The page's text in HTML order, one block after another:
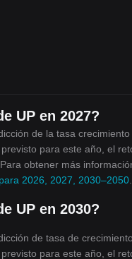
UP en 2027?
de la tasa
para este año, el
obtener más
2026, 2027, 2030–2050
UP en 2030?
de tasa de
para este año, el